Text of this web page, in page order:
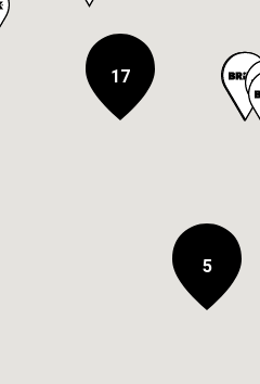
17
5